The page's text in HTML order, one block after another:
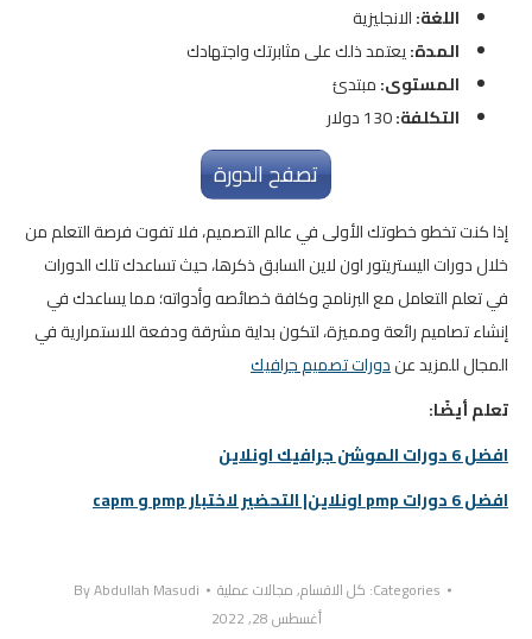
اللغة:الانجليزية
المدة:يعتمد ذلك على مثابرتك واجتهادك
المستوى:مبتدئ
التكلفة:130 دولار
تصفح الدورة
إذا كنت تخطو خطوتك الأولى في عالم التصميم، فلا تفوت فرصة التعلم من
خلال دورات اليستريتور اون لاين السابق ذكرها، حيث تساعدك تلك الدورات
في تعلم التعامل مع البرنامج وكافة خصائصه وأدواته؛ مما يساعدك في
إنشاء تصاميم رائعة ومميزة، لتكون بداية مشرقة ودفعة للاستمرارية في
المجال للمزيد عندورات تصميم جرافيك
تعلم أيضًا:
افضل 6 دورات الموشن جرافيك اونلاين
افضل 6 دورات pmp اونلاين| التحضير لاختبار pmp و capm
Categories: كل الاقسام,مجالات عملية ByAbdullah Masudi
أغسطس 28, 2022